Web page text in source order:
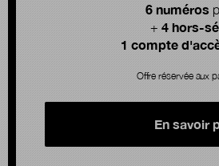
6 numéros
+ 4 hors-
1 compte
Offre réservée aux
En savoir